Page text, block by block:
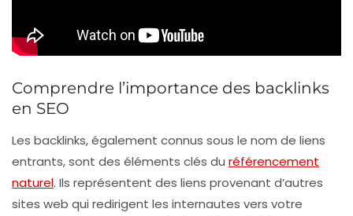
Comprendre l’importance des backlinks
en SEO
Les backlinks, également connus sous le nom de liens
entrants, sont des éléments clés du référencement
naturel. Ils représentent des liens provenant d’autres
sites web qui redirigent les internautes vers votre